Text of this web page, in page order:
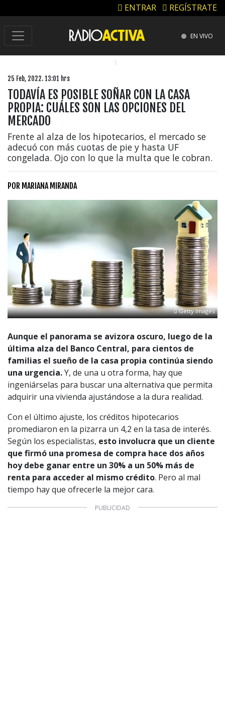
ENTRAR REGÍSTRATE
EN VIVO
25 Feb, 2022. 13:01 hrs
TODAVÍA ES POSIBLE SOÑAR CON LA CASA
PROPIA: CUÁLES SON LAS OPCIONES DEL
MERCADO
Frente al alza de los hipotecarios, el mercado se
adecuó con más cuotas de pie y hasta UF
congelada. Ojo con lo que la multa que le cobran.
POR MARIANA MIRANDA
Getty Images
Aunque el panorama se avizora oscuro, luego de la
última alza del Banco Central, para cientos de
familias el sueño de la casa propia continúa siendo
una urgencia.Y, de una u otra forma, hay que
ingeniárselas para buscar una alternativa que permita
adquirir una vivienda ajustándose a la dura realidad.
Con el último ajuste, los créditos hipotecarios
promediaron en la pizarra un 4,2 en la tasa de interés.
Según los especialistas, esto involucra que un cliente
que firmó una promesa de compra hace dos años
hoy debe ganar entre un 30% a un 50% más de
renta para acceder al mismo crédito. Pero al mal
tiempo hay que ofrecerle la mejor cara.